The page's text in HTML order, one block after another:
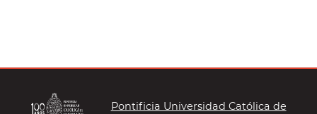
Pontificia Universidad Católica de